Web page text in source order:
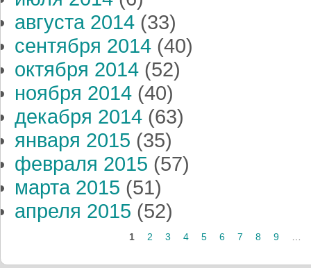
августа 2014 (33)
сентября 2014 (40)
октября 2014 (52)
ноября 2014 (40)
декабря 2014 (63)
января 2015 (35)
февраля 2015 (57)
марта 2015 (51)
апреля 2015 (52)
1 2 3 4 5 6 7 8 9